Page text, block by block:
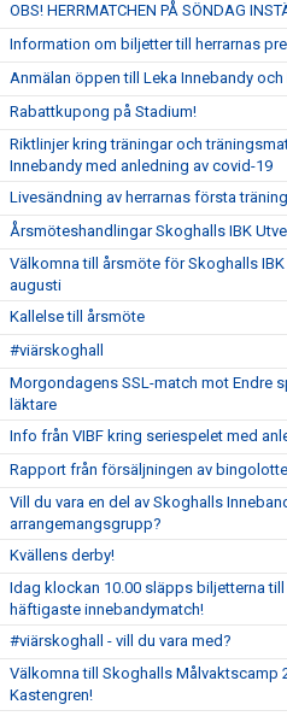
OBS! HERRMATCHEN PÅ SÖNDAG
Information om biljetter till herrarnas
Anmälan öppen till Leka Innebandy
Rabattkupong på Stadium!
Riktlinjer kring träningar och
Innebandy med anledning av covid-19
Livesändning av herrarnas första
Årsmöteshandlingar Skoghalls IBK
Välkomna till årsmöte för Skoghalls
augusti
Kallelse till årsmöte
#viärskoghall
Morgondagens SSL-match mot Endre
läktare
Info från VIBF kring seriespelet med
Rapport från försäljningen av
Vill du vara en del av Skoghalls
arrangemangsgrupp?
Kvällens derby!
Idag klockan 10.00 släpps biljetterna
häftigaste innebandymatch!
#viärskoghall - vill du vara med?
Välkomna till Skoghalls Målvaktscamp
Kastengren!